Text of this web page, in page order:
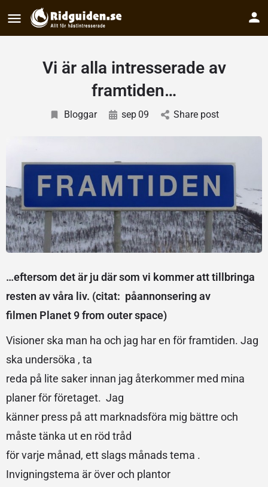
Vi är alla intresserade av
framtiden…
Bloggar sep 09 Share post
…eftersom det är ju där som vi kommer att tillbringa
resten av våra liv. (citat: påannonsering av
filmen Planet 9 from outer space)
Visioner ska man ha och jag har en för framtiden. Jag
ska undersöka , ta
reda på lite saker innan jag återkommer med mina
planer för företaget. Jag
känner press på att marknadsföra mig bättre och
måste tänka ut en röd tråd
för varje månad, ett slags månads tema .
Invigningstema är över och plantor